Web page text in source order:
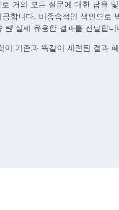
로 거의 모든 질문에 대한 답을
공합니다. 비종속적인 색인으로
뺀실제 유용한 결과를 전달합니
이 기존과 똑같이 세련된 결과